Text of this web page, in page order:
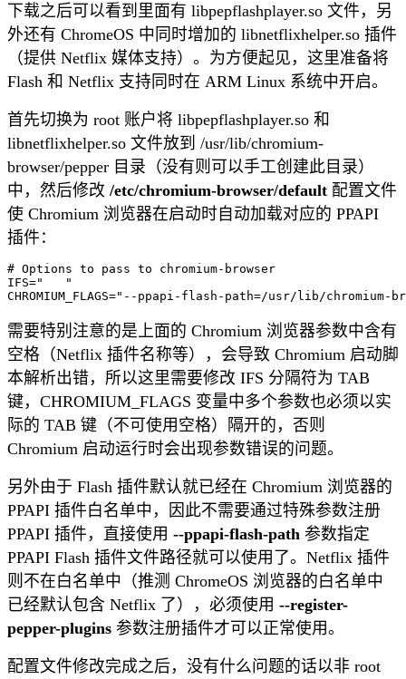
下载之后可以看到里面有 libpepflashplayer.so 文件，另
外还有 ChromeOS 中同时增加的 libnetflixhelper.so 插件
（提供 Netflix 媒体支持）。为方便起见，这里准备将
Flash 和 Netflix 支持同时在 ARM Linux 系统中开启。
首先切换为 root 账户将 libpepflashplayer.so 和
libnetflixhelper.so 文件放到 /usr/lib/chromium-
browser/pepper 目录（没有则可以手工创建此目录）
中，然后修改 /etc/chromium-browser/default 配置文件
使 Chromium 浏览器在启动时自动加载对应的 PPAPI
插件：
# Options to pass to chromium-browser
IFS="	"
需要特别注意的是上面的 Chromium 浏览器参数中含有
空格（Netflix 插件名称等），会导致 Chromium 启动脚
本解析出错，所以这里需要修改 IFS 分隔符为 TAB
键，CHROMIUM_FLAGS 变量中多个参数也必须以实
际的 TAB 键（不可使用空格）隔开的，否则
Chromium 启动运行时会出现参数错误的问题。
另外由于 Flash 插件默认就已经在 Chromium 浏览器的
PPAPI 插件白名单中，因此不需要通过特殊参数注册
PPAPI 插件，直接使用 --ppapi-flash-path 参数指定
PPAPI Flash 插件文件路径就可以使用了。Netflix 插件
则不在白名单中（推测 ChromeOS 浏览器的白名单中
已经默认包含 Netflix 了），必须使用 --register-
pepper-plugins 参数注册插件才可以正常使用。
配置文件修改完成之后，没有什么问题的话以非 root